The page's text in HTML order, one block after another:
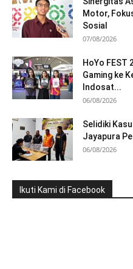
Motor,
Sosial
07/08/2026
HoYo FEST
Gaming ke
Indosat...
06/08/2026
Selidiki
Jayapura
06/08/2026
Ikuti Kami di Facebook